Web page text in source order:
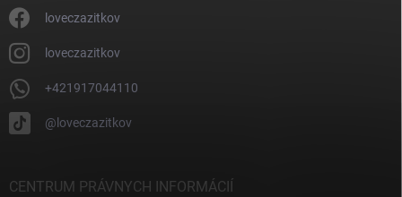
loveczazitkov
loveczazitkov
+421917044110
@loveczazitkov
CENTRUM PRÁVNYCH INFORMÁCIÍ